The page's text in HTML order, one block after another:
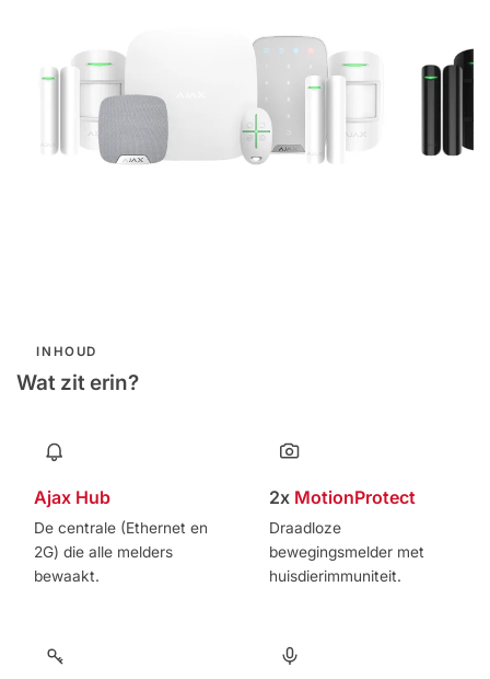
INHOUD
Wat zit erin?
Ajax Hub
De centrale (Ethernet en
2G) die alle melders
bewaakt.
2x MotionProtect
Draadloze
bewegingsmelder met
huisdierimmuniteit.